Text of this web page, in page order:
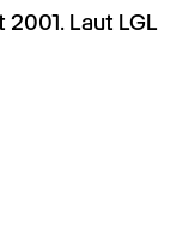
Laut LGL